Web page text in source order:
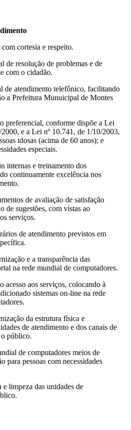
cortesia e respeito.
de resolução de problemas e de
com o cidadão.
de atendimento telefônico, facilitando
a Prefeitura Munuicipal de Montes
preferencial, conforme dispõe a Lei
e a Lei nº 10.741, de 1/10/2003,
idosas (acima de 60 anos); e
especiais.
internas e treinamento dos
continuamente excelência nos
de avaliação de satisfação
de sugestões, com vistas ao
serviços.
de atendimento previstos em
e a transparência das
na rede mundial de computadores.
acesso aos serviços, colocando à
sistemas on-line na rede
da estrutura física e
de atendimento e dos canais de
público.
de computadores meios de
para pessoas com necessidades
e limpeza das unidades de